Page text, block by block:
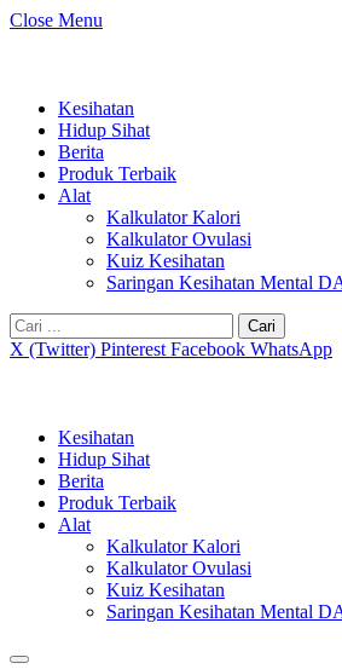
Close Menu
Kesihatan
Hidup Sihat
Berita
Produk Terbaik
Alat
Kalkulator Kalori
Kalkulator Ovulasi
Kuiz Kesihatan
Saringan Kesihatan Mental
Cari:
X (Twitter) Pinterest Facebook WhatsApp
Kesihatan
Hidup Sihat
Berita
Produk Terbaik
Alat
Kalkulator Kalori
Kalkulator Ovulasi
Kuiz Kesihatan
Saringan Kesihatan Mental